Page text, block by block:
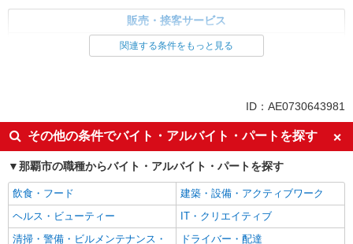
販売・接客サービス
英語が活かせる
ボーナス・賞与あり
日払い
車通勤OK
交通費支給
社会保険あり
社員登用あり
関連する条件をもっと見る
ID：AE0730643981
その他の条件でバイト・アルバイト・パートを探す
那覇市の職種からバイト・アルバイト・パートを探す
飲食・フード
建築・設備・アクティブワーク
ヘルス・ビューティー
IT・クリエイティブ
清掃・警備・ビルメンテナンス・
ドライバー・配達